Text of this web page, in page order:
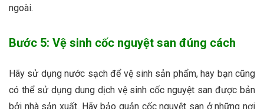
ngoài.
Bước 5: Vệ sinh cốc nguyệt san đúng cách
Hãy sử dụng nước sạch để vệ sinh sản phẩm, hay bạn cũng
có thể sử dụng dung dịch vệ sinh cốc nguyệt san được bản
bởi nhà sản xuất. Hãy bảo quản cốc nguyệt san ở những nơi